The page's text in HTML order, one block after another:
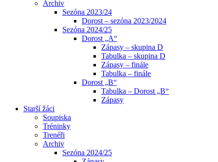
Archiv
Sezóna 2023/24
Dorost – sezóna 2023/2024
Sezóna 2024/25
Dorost „A“
Zápasy – skupina D
Tabulka – skupina D
Zápasy – finále
Tabulka – finále
Dorost „B“
Tabulka – Dorost „B“
Zápasy
Starší žáci
Soupiska
Tréninky
Trenéři
Archiv
Sezóna 2024/25